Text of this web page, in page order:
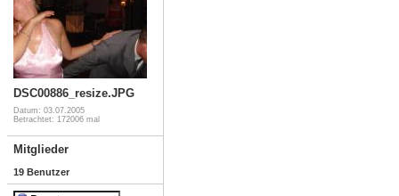
DSC00886_resize.JPG
Datum: 03.07.2005
Betrachtet: 172006 mal
Mitglieder
19 Benutzer